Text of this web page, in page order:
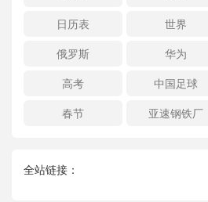
日历表
世界
俄罗斯
华为
高考
中国足球
春节
亚速钢铁厂
全站链接：